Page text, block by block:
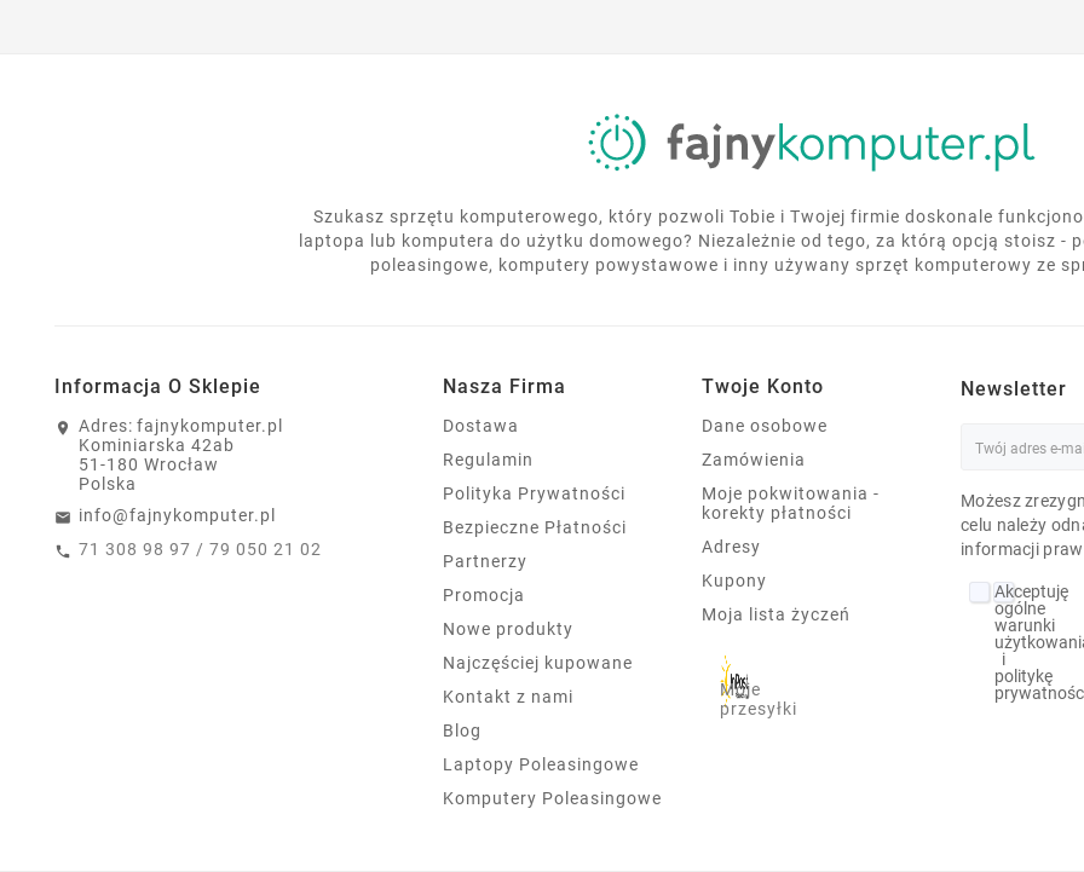
Szukasz sprzętu komputerowego, który pozwoli Tobie i Twojej firmie doskonale
laptopa lub komputera do użytku domowego? Niezależnie od tego, za którą opcją stoisz -
poleasingowe, komputery powystawowe i inny używany sprzęt komputerowy ze
Informacja O Sklepie
Adres: fajnykomputer.pl
Kominiarska 42ab
51-180 Wrocław
Polska
info@fajnykomputer.pl
71 308 98 97 / 79 050 21 02
Nasza Firma
Dostawa
Regulamin
Polityka Prywatności
Bezpieczne Płatności
Partnerzy
Promocja
Nowe produkty
Najczęściej kupowane
Kontakt z nami
Blog
Laptopy Poleasingowe
Komputery Poleasingowe
Twoje Konto
Dane osobowe
Zamówienia
Moje pokwitowania -
korekty płatności
Adresy
Kupony
Moja lista życzeń
Moje
przesyłki
Newsletter
Możesz
celu należy
informacji
Akceptuję
ogólne
warunki
i
politykę